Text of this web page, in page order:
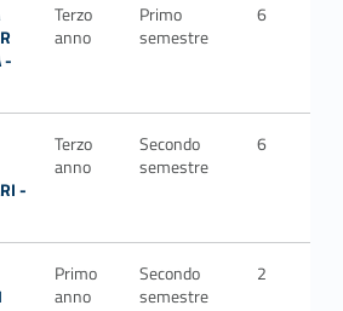
-
Terzo
anno
Primo
semestre
6
-
Terzo
anno
Secondo
semestre
6
Primo
anno
Secondo
semestre
2